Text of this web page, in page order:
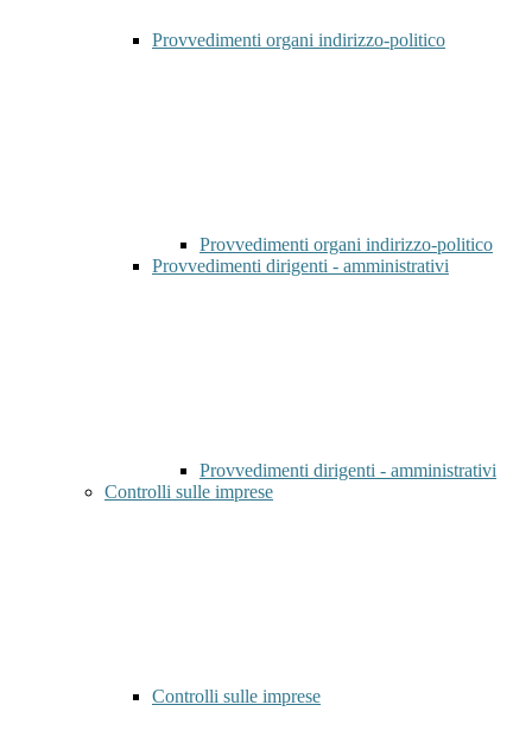
Provvedimenti organi indirizzo-politico
Provvedimenti organi indirizzo-politico
Provvedimenti dirigenti - amministrativi
Provvedimenti dirigenti - amministrativi
Controlli sulle imprese
Controlli sulle imprese